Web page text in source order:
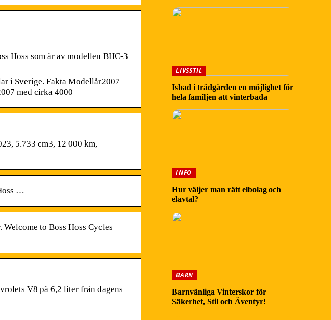
Hoss som är av modellen BHC-3
i Sverige. Fakta Modellår2007
med cirka 4000
5.733 cm3, 12 000 km,
…
to Boss Hoss Cycles
V8 på 6,2 liter från dagens
LIVSSTIL
Isbad i trädgården en möjlighet för
hela familjen att vinterbada
INFO
Hur väljer man rätt elbolag och
elavtal?
BARN
Barnvänliga Vinterskor för
Säkerhet, Stil och Äventyr!